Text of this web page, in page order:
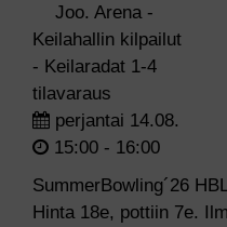
Joo. Arena -
Keilahallin kilpailut
- Keilaradat 1-4
tilavaraus
perjantai 14.08.
15:00 - 16:00
SummerBowling´26
Hinta 18e, pottiin 7e.